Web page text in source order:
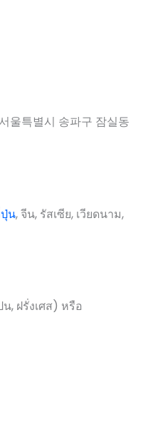
특별시 송파구 잠실동
น, จีน, รัสเซีย, เวียดนาม,
น, ฝรั่งเศส) หรือ